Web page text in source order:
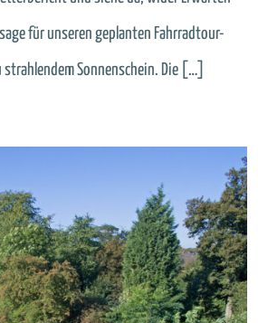
für unseren geplanten Fahrradtour-
Sonnenschein. Die […]